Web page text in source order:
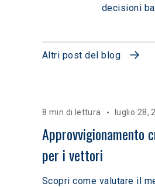
decisioni
Altri post del blog
8 min di lettura luglio 28,
Approvvigionamento
per i vettori
Scopri come valutare il